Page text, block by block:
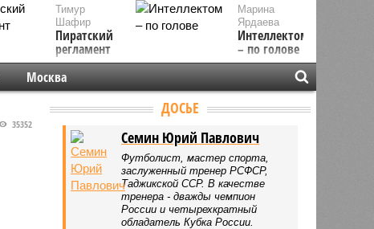
Марина
Ярдаева
Интеллектом
– по голове
Тимур
Шафир
Пиратский
регламент
Москва
35352
ДОСЬЕ
Семин Юрий Павлович
Футболист, мастер спорта,
заслуженный тренер РСФСР,
Таджикской ССР. В качестве
тренера - дважды чемпион
России и четырехкратный
обладатель Кубка России.